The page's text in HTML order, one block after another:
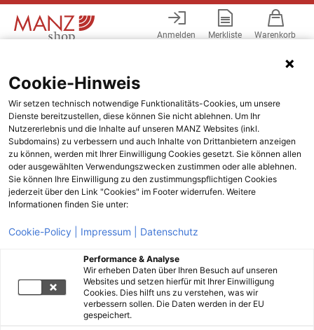
Anmelden Merkliste Warenkorb
Cookie-Hinweis
Wir setzen technisch notwendige Funktionalitäts-Cookies, um unsere
Dienste bereitzustellen, diese können Sie nicht ablehnen. Um Ihr
Nutzererlebnis und die Inhalte auf unseren MANZ Websites (inkl.
Subdomains) zu verbessern und auch Inhalte von Drittanbietern anzeigen
zu können, werden mit Ihrer Einwilligung Cookies gesetzt. Sie können allen
oder ausgewählten Verwendungszwecken zustimmen oder alle ablehnen.
Sie können Ihre Einwilligung zu den zustimmungspflichtigen Cookies
jederzeit über den Link "Cookies" im Footer widerrufen. Weitere
Informationen finden Sie unter:
Cookie-Policy | Impressum | Datenschutz
Performance & Analyse
Wir erheben Daten über Ihren Besuch auf unseren
Websites und setzen hierfür mit Ihrer Einwilligung
Cookies. Dies hilft uns zu verstehen, was wir
verbessern sollen. Die Daten werden in der EU
gespeichert.